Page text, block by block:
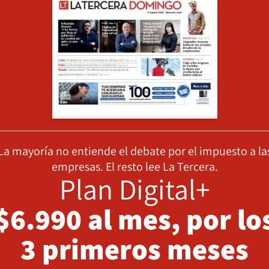
mayoría no entiende el debate por el impuesto a
empresas. El resto lee La Tercera.
Plan Digital+
al mes, por
3 primeros meses